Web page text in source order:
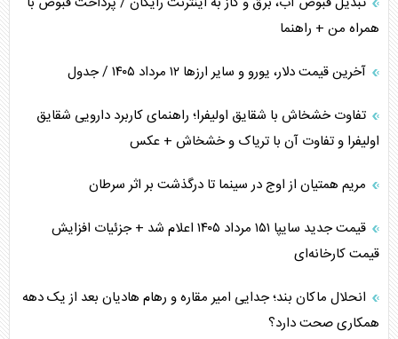
همراه من + راهنما
آخرین قیمت دلار، یورو و سایر ارز‌ها ۱۲ مرداد ۱۴۰۵ / جدول
تفاوت خشخاش با شقایق اولیفرا؛ راهنمای کاربرد دارویی شقایق
اولیفرا و تفاوت آن با تریاک و خشخاش + عکس
مریم همتیان از اوج در سینما تا درگذشت بر اثر سرطان
قیمت جدید سایپا ۱۵۱ مرداد ۱۴۰۵ اعلام شد + جزئیات افزایش
قیمت کارخانه‌ای
انحلال ماکان بند؛ جدایی امیر مقاره و رهام هادیان بعد از یک دهه
همکاری صحت دارد؟